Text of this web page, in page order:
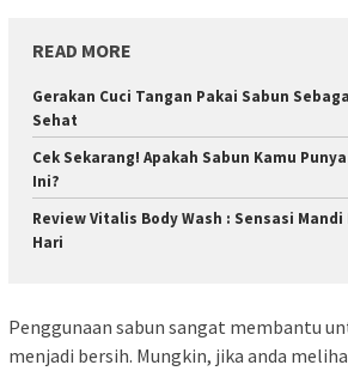
READ MORE
Gerakan Cuci Tangan Pakai Sabun
Sehat
Cek Sekarang! Apakah Sabun Kamu
Ini?
Review Vitalis Body Wash : Sensasi
Hari
Penggunaan sabun sangat membantu
menjadi bersih. Mungkin, jika anda